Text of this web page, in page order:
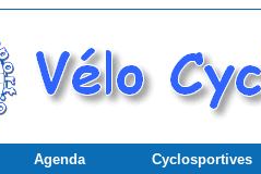
Agenda Cyclosportives